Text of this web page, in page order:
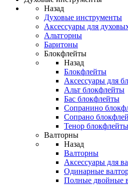
Назад
Духовые инструменты
Аксессуары для
Альтгорны
Баритоны
Блокфлейты
Назад
Блокфлейты
Аксессуары для
Альт блокфлейты
Бас блокфлейты
Сопранино
Сопрано
Тенор блокфлейты
Валторны
Назад
Валторны
Аксессуары для
Одинарные
Полные двойные